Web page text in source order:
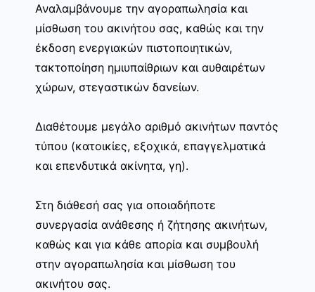
Αναλαμβάνουμε την αγοραπωλησία και
μίσθωση του ακινήτου σας, καθώς και την
έκδοση ενεργιακών πιστοποιητικών,
τακτοποίηση ημιυπαίθριων και αυθαιρέτων
χώρων, στεγαστικών δανείων.
Διαθέτουμε μεγάλο αριθμό ακινήτων παντός
τύπου (κατοικίες, εξοχικά, επαγγελματικά
και επενδυτικά ακίνητα, γη).
Στη διάθεσή σας για οποιαδήποτε
συνεργασία ανάθεσης ή ζήτησης ακινήτων,
καθώς και για κάθε απορία και συμβουλή
στην αγοραπωλησία και μίσθωση του
ακινήτου σας.